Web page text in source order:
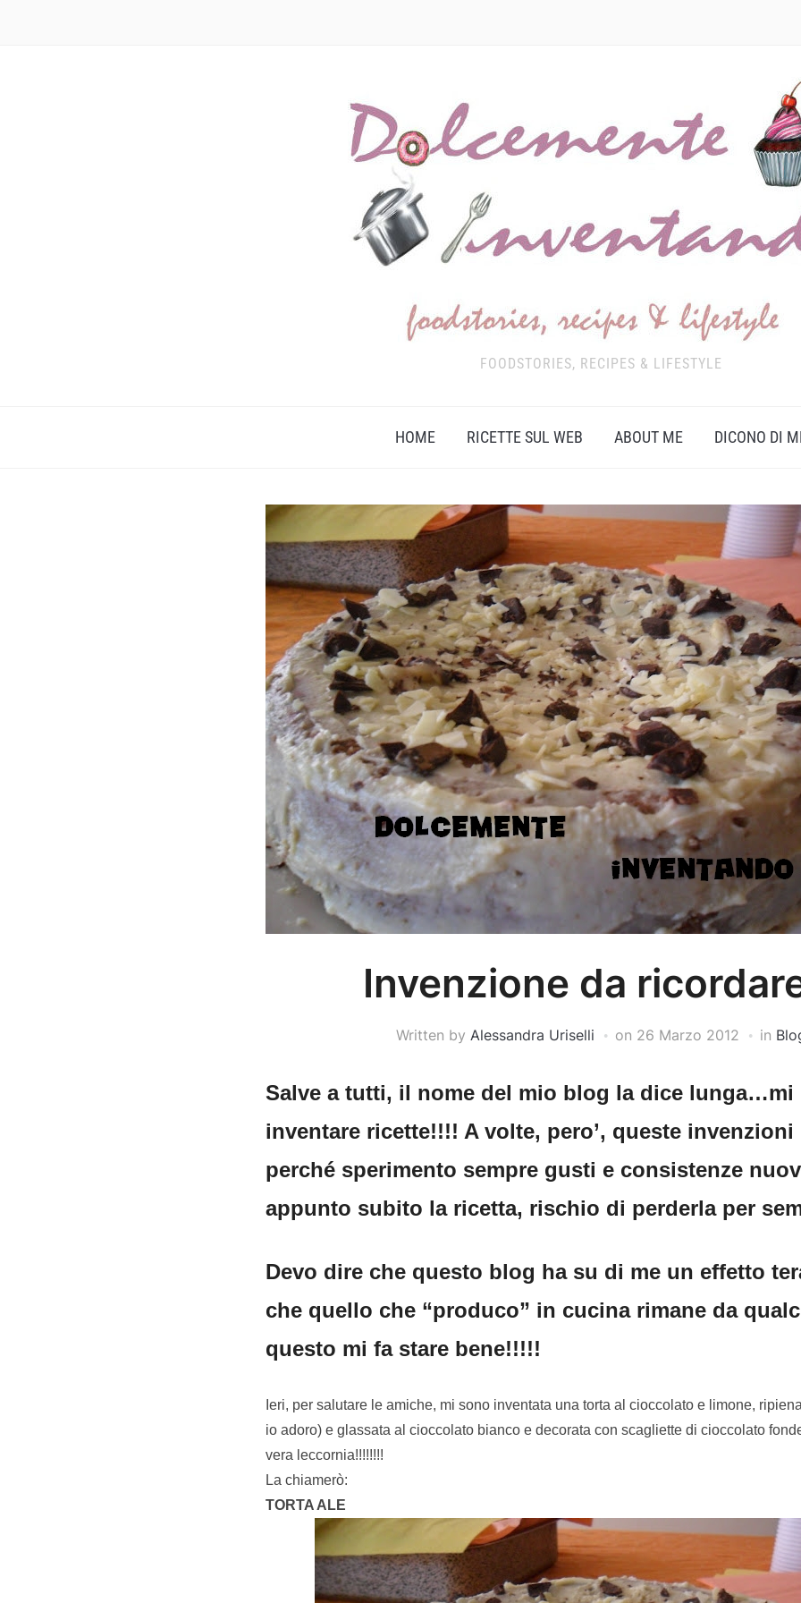
FOODSTORIES, RECIPES & LIFESTYLE
HOME RICETTE SUL WEB ABOUT ME DICONO DI
Invenzione da
Written by Alessandra Uriselli on 26 Marzo 2012 in
Salve a tutti, il nome del mio blog la dice lunga…mi
inventare ricette!!!! A volte, pero’, queste
perché sperimento sempre gusti e consistenze
appunto subito la ricetta, rischio di perderla per
Devo dire che questo blog ha su di me un effetto
che quello che “produco” in cucina rimane da
questo mi fa stare bene!!!!!
Ieri, per salutare le amiche, mi sono inventata una torta al cioccolato e limone,
io adoro) e glassata al cioccolato bianco e decorata con scagliette di cioccolato
vera leccornia!!!!!!!!
La chiamerò:
TORTA ALE